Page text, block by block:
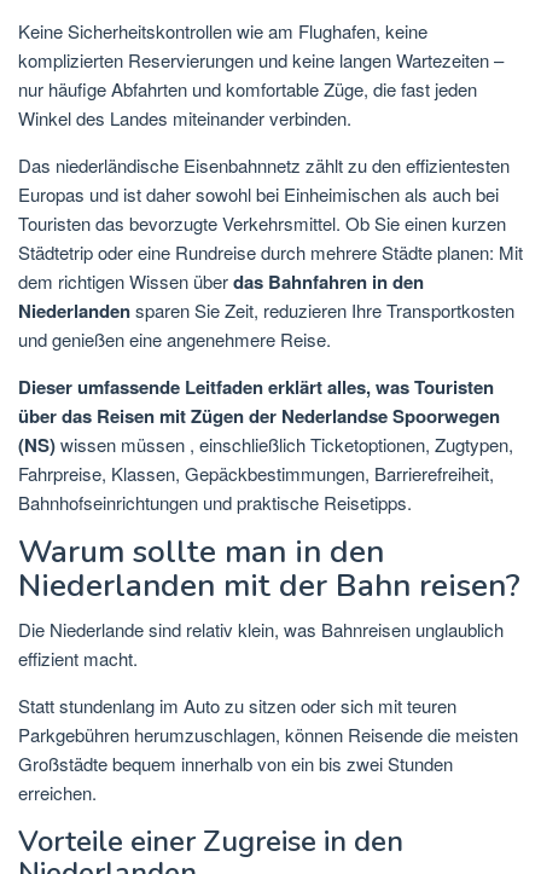
Keine Sicherheitskontrollen wie am Flughafen, keine
komplizierten Reservierungen und keine langen Wartezeiten –
nur häufige Abfahrten und komfortable Züge, die fast jeden
Winkel des Landes miteinander verbinden.
Das niederländische Eisenbahnnetz zählt zu den effizientesten
Europas und ist daher sowohl bei Einheimischen als auch bei
Touristen das bevorzugte Verkehrsmittel. Ob Sie einen kurzen
Städtetrip oder eine Rundreise durch mehrere Städte planen: Mit
dem richtigen Wissen überdas Bahnfahren in den
Niederlandensparen Sie Zeit, reduzieren Ihre Transportkosten
und genießen eine angenehmere Reise.
Dieser umfassende Leitfaden erklärt alles, was Touristen
über das Reisen mit Zügen der Nederlandse Spoorwegen
(NS)wissen müssen , einschließlich Ticketoptionen, Zugtypen,
Fahrpreise, Klassen, Gepäckbestimmungen, Barrierefreiheit,
Bahnhofseinrichtungen und praktische Reisetipps.
Warum sollte man in den
Niederlanden mit der Bahn reisen?
Die Niederlande sind relativ klein, was Bahnreisen unglaublich
effizient macht.
Statt stundenlang im Auto zu sitzen oder sich mit teuren
Parkgebühren herumzuschlagen, können Reisende die meisten
Großstädte bequem innerhalb von ein bis zwei Stunden
erreichen.
Vorteile einer Zugreise in den